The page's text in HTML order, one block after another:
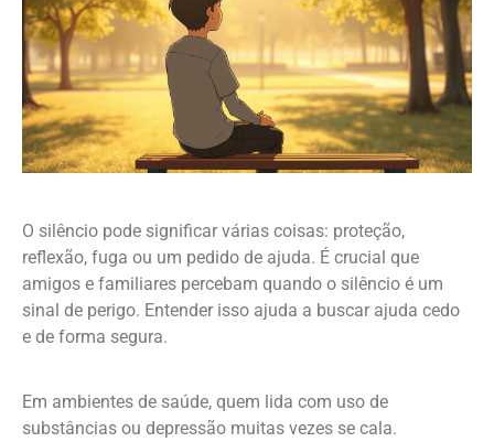
O silêncio pode significar várias coisas: proteção,
reflexão, fuga ou um pedido de ajuda. É crucial que
amigos e familiares percebam quando o silêncio é um
sinal de perigo. Entender isso ajuda a buscar ajuda cedo
e de forma segura.
Em ambientes de saúde, quem lida com uso de
substâncias ou depressão muitas vezes se cala.